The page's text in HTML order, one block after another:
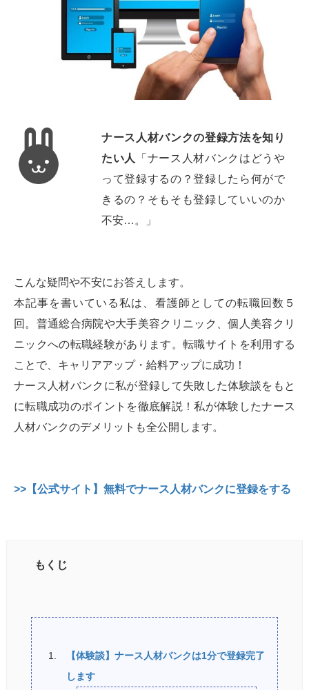
ナース人材バンクの登録方法を知り
たい人
「ナース人材バンクはどうや
って登録するの？登録したら何がで
きるの？そもそも登録していいのか
不安…。」
こんな疑問や不安にお答えします。
本記事を書いている私は、看護師としての転職回数５
回。普通総合病院や大手美容クリニック、個人美容クリ
ニックへの転職経験があります。転職サイトを利用する
ことで、キャリアアップ・給料アップに成功！
ナース人材バンクに私が登録して失敗した体験談をもと
に転職成功のポイントを徹底解説！私が体験したナース
人材バンクのデメリットも全公開します。
>>【公式サイト】無料でナース人材バンクに登録をする
もくじ
【体験談】ナース人材バンクは1分で登録完了
します